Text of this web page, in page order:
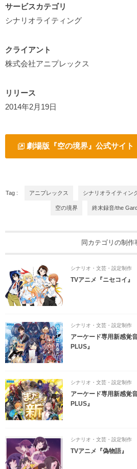
サービスカテゴリ
シナリオライティング
クライアント
株式会社アニプレックス
リリース
2014年2月19日
劇場版『空の境界』公式サイト
Tag : アニプレックス シナリオライティン
空の境界 終末録音/the
同カテゴリの制作
シナリオ・文芸・設定制作
TVアニメ『ニセコイ』
シナリオ・文芸・設定制作
アーケード専用新感覚
PLUS』
シナリオ・文芸・設定制作
アーケード専用新感覚
PLUS』
シナリオ・文芸・設定制作
TVアニメ『偽物語』